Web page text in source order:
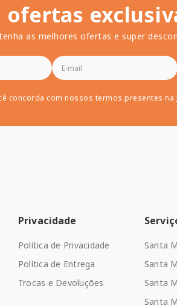
ofertas
as melhores ofertas e super
concorda com nossos termos presentes na
Privacidade
Política de Privacidade
Política de Entrega
Trocas e Devoluções
Santa
Santa
Santa
Santa